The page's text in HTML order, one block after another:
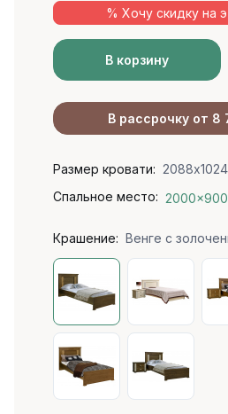
% Хочу скидку на
В корзину
В рассрочку от 8
Размер кровати:
Спальное место:
Крашение: Венге c